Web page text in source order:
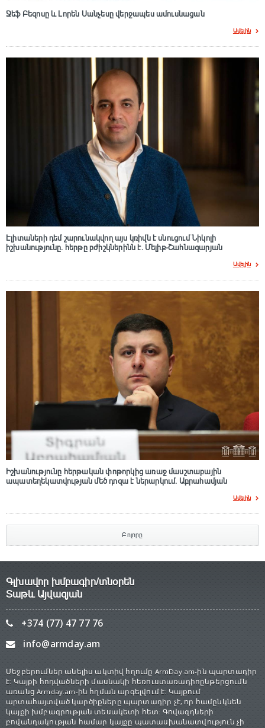
Ջեֆ Բեզոսը և Լորեն Սանչեսը վերջապես ամուսնացան
Ավելին
Էլիտաների դեմ շարունակվող այս կռիվն է սնուցում Նիկոլի
իշխանությունը. հերթը բժիշկներինն է. Մելիք-Շահնազարյան
Ավելին
Իշխանությունը հերթական փոթորկից առաջ մասշտաբային
ապատեղեկատվության մեծ դnզա է ներարկում․ Աբրահամյան
Ավելին
Բոլորը
Գլխավոր խմբագիր/տնօրեն
Տաթև Այվազյան
+374 (77) 47 77 76
info@armday.am
Մեջբերումներ անելիս ակտիվ հղումը ArmDay.am-ին պարտադիր
է: Կայքի հոդվածների մասնակի հեռուստառադիոընթերցումն
առանց Armday.am-ին հղման արգելվում է: Կայքում
արտահայտված կարծիքները պարտադիր չէ, որ համընկնեն
կայքի խմբագրության տեսակետի հետ: Գովազդների
բովանդակության համար կայքը պատասխանատվություն չի